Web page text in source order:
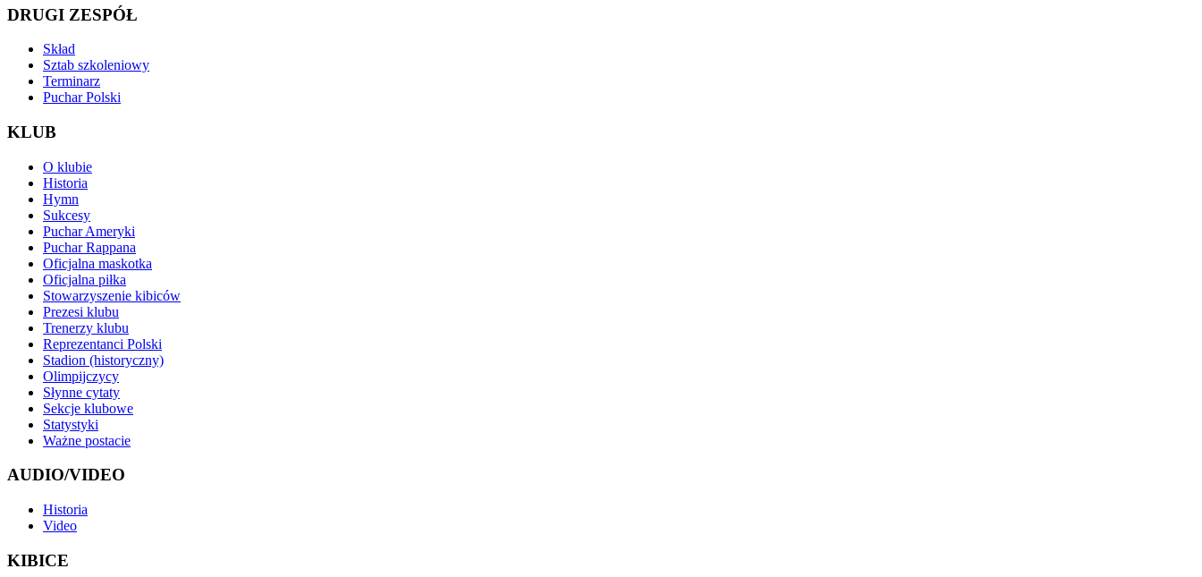
DRUGI ZESPÓŁ
Skład
Sztab szkoleniowy
Terminarz
Puchar Polski
KLUB
O klubie
Historia
Hymn
Sukcesy
Puchar Ameryki
Puchar Rappana
Oficjalna maskotka
Oficjalna piłka
Stowarzyszenie kibiców
Prezesi klubu
Trenerzy klubu
Reprezentanci Polski
Stadion (historyczny)
Olimpijczycy
Słynne cytaty
Sekcje klubowe
Statystyki
Ważne postacie
AUDIO/VIDEO
Historia
Video
KIBICE